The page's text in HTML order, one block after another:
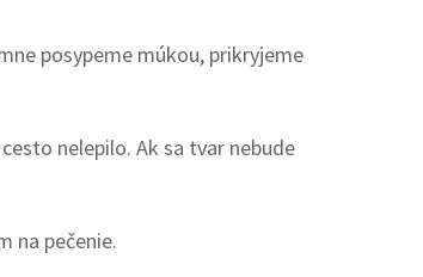
posypeme múkou, prikryjeme
nelepilo. Ak sa tvar nebude
na pečenie.